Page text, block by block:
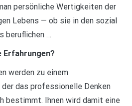
persönliche Wertigkeiten der
Lebens — ob sie in den sozial
beruflichen …
Erfahrungen?
werden zu einem
der das professionelle Denken
bestimmt. Ihnen wird damit eine